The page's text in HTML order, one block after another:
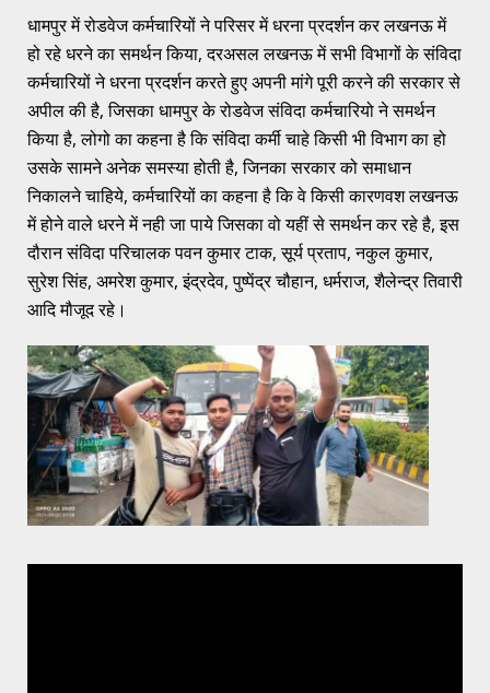
धामपुर में रोडवेज कर्मचारियों ने परिसर में धरना प्रदर्शन कर लखनऊ में
हो रहे धरने का समर्थन किया, दरअसल लखनऊ में सभी विभागों के संविदा
कर्मचारियों ने धरना प्रदर्शन करते हुए अपनी मांगे पूरी करने की सरकार से
अपील की है, जिसका धामपुर के रोडवेज संविदा कर्मचारियो ने समर्थन
किया है, लोगो का कहना है कि संविदा कर्मी चाहे किसी भी विभाग का हो
उसके सामने अनेक समस्या होती है, जिनका सरकार को समाधान
निकालने चाहिये, कर्मचारियों का कहना है कि वे किसी कारणवश लखनऊ
में होने वाले धरने में नही जा पाये जिसका वो यहीं से समर्थन कर रहे है, इस
दौरान संविदा परिचालक पवन कुमार टाक, सूर्य प्रताप, नकुल कुमार,
सुरेश सिंह, अमरेश कुमार, इंद्रदेव, पुष्पेंद्र चौहान, धर्मराज, शैलेन्द्र तिवारी
आदि मौजूद रहे।